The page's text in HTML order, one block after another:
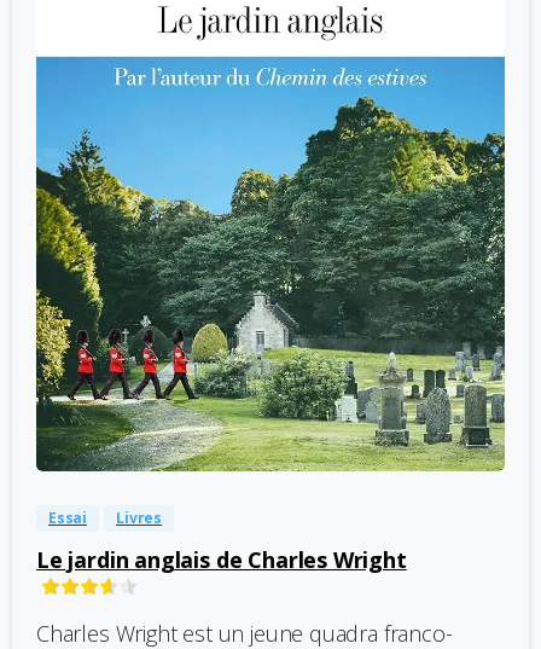
0 -
Essai Livres
Le jardin anglais de Charles Wright
Charles Wright est un jeune quadra franco-